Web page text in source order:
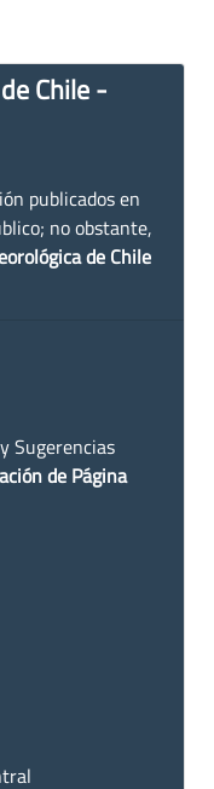
Chile -
publicados en
no obstante,
de Chile
Sugerencias
de Página